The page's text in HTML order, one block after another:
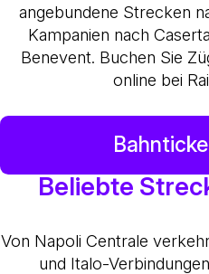
angebundene Strecken
Kampanien nach
Benevent. Buchen Sie
online bei
Beliebte
Von Napoli Centrale
und Italo-